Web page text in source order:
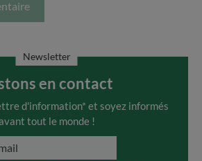
Newsletter
en contact
d'information* et soyez informés
tout le monde !